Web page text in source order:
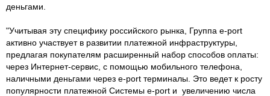
деньгами.
"Учитывая эту специфику российского рынка, Группа e-port
активно участвует в развитии платежной инфраструктуры,
предлагая покупателям расширенный набор способов оплаты:
через Интернет-сервис, с помощью мобильного телефона,
наличными деньгами через e-port терминалы. Это ведет к росту
популярности платежной Системы e-port и увеличению числа